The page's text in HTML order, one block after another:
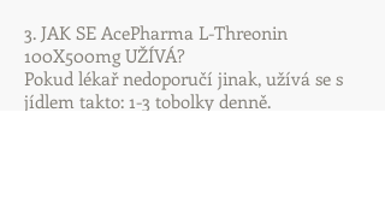
3. JAK SE AcePharma L-Threonin
100X500mg UŽÍVÁ?
Pokud lékař nedoporučí jinak, užívá se s
jídlem takto: 1-3 tobolky denně.